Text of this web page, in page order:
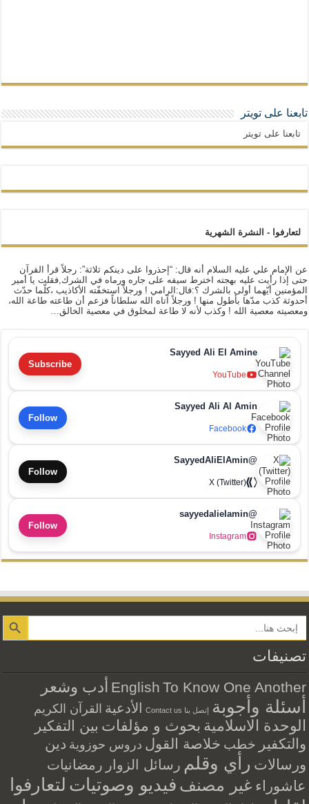
تابعنا على تويتر
تابعنا على تويتر
لتعارفوا - النشرة الشهرية
عن الإمام علي عليه السلام أنه قال: “إحذروا على دينكم ثلاثة”: رجلاً قرأ القرآن
حتى إذا رأيت عليه بهجته اخترط سيفه على جاره ورماه في الشرك,فقلت يا أمير
المؤمنين أيّهما أولى بالشرك ؟:قال:الرامي ! ورجلاً استخفّته الأكاذيب ،كلّما حدّث
أحدوثة كذب مدّها بأطول منها ! ورجلاً آتاه الله سلطاناً فزعم أن طاعته طاعة الله،
ومعصيته معصية الله ! وكذب لأنه لا طاعة لمخلوق في معصية الخالق…
Sayyed Ali El Amine
YouTube
Subscribe
Sayyed Ali Al Amin
Facebook
Follow
@SayyedAliElAmin
X (Twitter)
Follow
@sayyedalielamin
Instagram
Follow
Search Button
تصنيفات
English To Know One Another أدب وشعر
أسئلة وأجوبة إتصل بنا Contact us الأدعية القرآن الكريم
الوحدة الاسلامية بحوث و مؤلفات بين التفكير
والتكفير خطب خلاصة القول دروس حوزوية دين
ورسالات رأي وقلم رسائل الزوار رمضانيات
عاشوراء غير مصنف فيديو وصوتيات لتعارفوا